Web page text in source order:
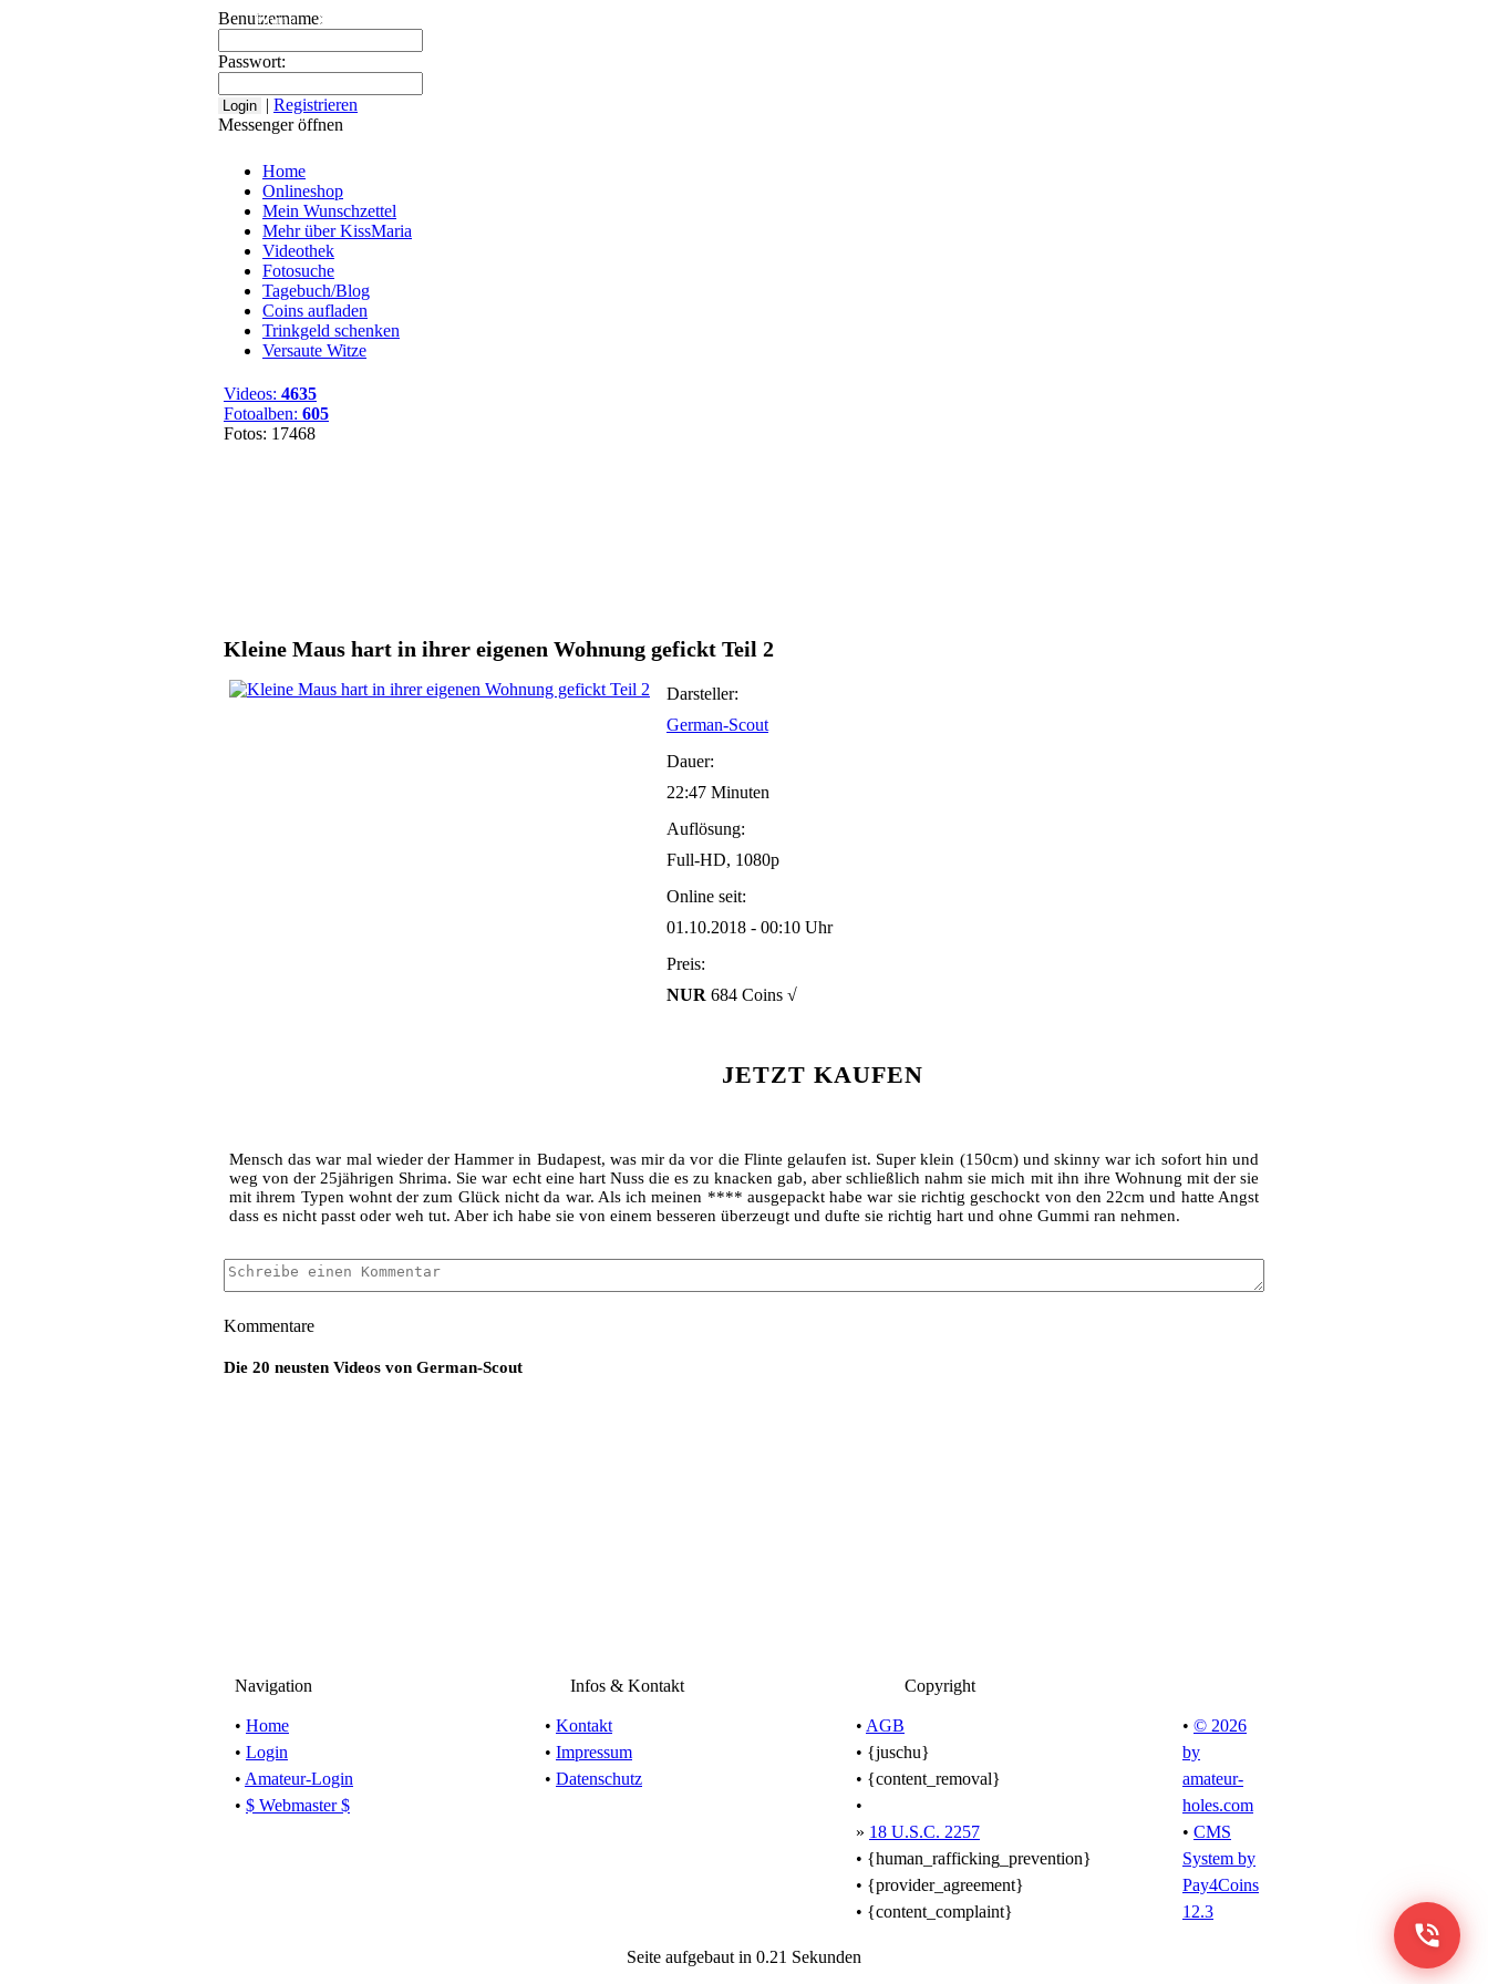
Home Onlineshop
Benutzername:
Passwort:
| Registrieren
Messenger öffnen
Home
Onlineshop
Mein Wunschzettel
Mehr über KissMaria
Videothek
Fotosuche
Tagebuch/Blog
Coins aufladen
Trinkgeld schenken
Versaute Witze
Videos: 4635
Fotoalben: 605
Fotos: 17468
Kleine Maus hart in ihrer eigenen Wohnung gefickt Teil 2
Darsteller:
German-Scout
Dauer:
22:47 Minuten
Auflösung:
Full-HD, 1080p
Online seit:
01.10.2018 - 00:10 Uhr
Preis:
NUR 684 Coins √
JETZT KAUFEN
Mensch das war mal wieder der Hammer in Budapest, was mir da vor die Flinte gelaufen ist. Super klein (150cm) und skinny war ich sofort hin und
weg von der 25jährigen Shrima. Sie war echt eine hart Nuss die es zu knacken gab, aber schließlich nahm sie mich mit ihn ihre Wohnung mit der sie
mit ihrem Typen wohnt der zum Glück nicht da war. Als ich meinen **** ausgepackt habe war sie richtig geschockt von den 22cm und hatte Angst
dass es nicht passt oder weh tut. Aber ich habe sie von einem besseren überzeugt und dufte sie richtig hart und ohne Gummi ran nehmen.
Kommentare
Die 20 neusten Videos von German-Scout
Navigation Infos & Kontakt Copyright
• Home
• Login
• Amateur-Login
• $ Webmaster $
• Kontakt
• Impressum
• Datenschutz
• AGB
• {juschu}
• {content_removal}
•
» 18 U.S.C. 2257
• {human_rafficking_prevention}
• {provider_agreement}
• {content_complaint}
• © 2026
by
amateur-
holes.com
• CMS
System by
Pay4Coins
12.3
Seite aufgebaut in 0.21 Sekunden
phone_in_talk